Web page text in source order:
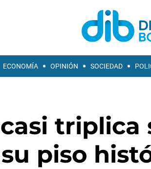
ECONOMÍA OPINIÓN SOCIEDAD
triplica
piso